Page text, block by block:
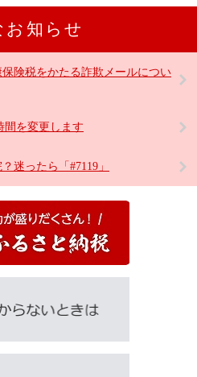
お知らせ
険税をかたる詐欺メールについ
間を変更します
迷ったら「#7119」